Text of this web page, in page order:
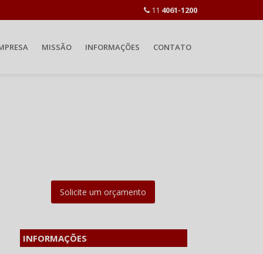
11 4061-1200
MISSÃO INFORMAÇÕES CONTATO
Solicite um orçamento
INFORMAÇÕES